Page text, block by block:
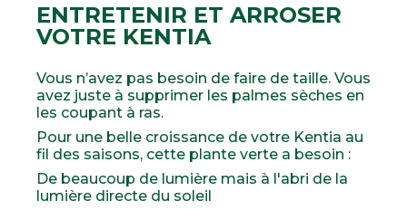
ENTRETENIR ET ARROSER
VOTRE KENTIA
Vous n’avez pas besoin de faire de taille. Vous
avez juste à supprimer les palmes sèches en
les coupant à ras.
Pour une belle croissance de votre Kentia au
fil des saisons, cette plante verte a besoin :
De beaucoup de lumière mais à l'abri de la
lumière directe du soleil